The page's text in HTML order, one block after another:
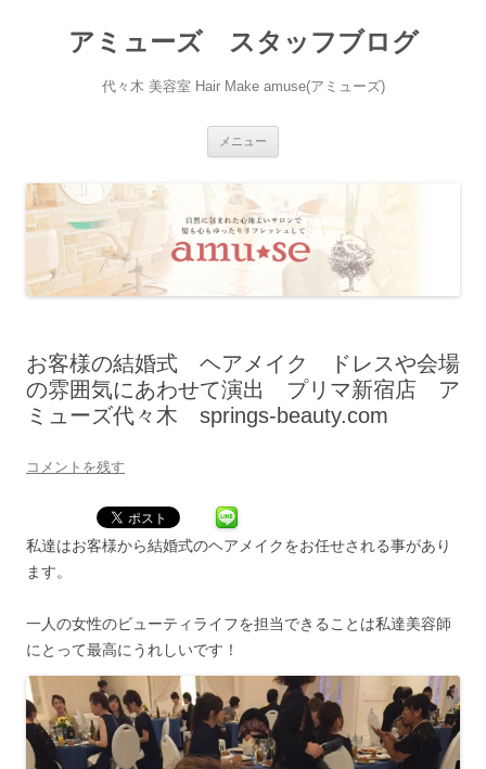
アミューズ スタッフブログ
代々木 美容室 Hair Make amuse(アミューズ)
メニュー
へ
ス
キ
ッ
プ
お客様の結婚式 ヘアメイク ドレスや会場
の雰囲気にあわせて演出 プリマ新宿店 ア
ミューズ代々木 springs-beauty.com
コメントを残す
私達はお客様から結婚式のヘアメイクをお任せされる事があり
ます。
一人の女性のビューティライフを担当できることは私達美容師
にとって最高にうれしいです！